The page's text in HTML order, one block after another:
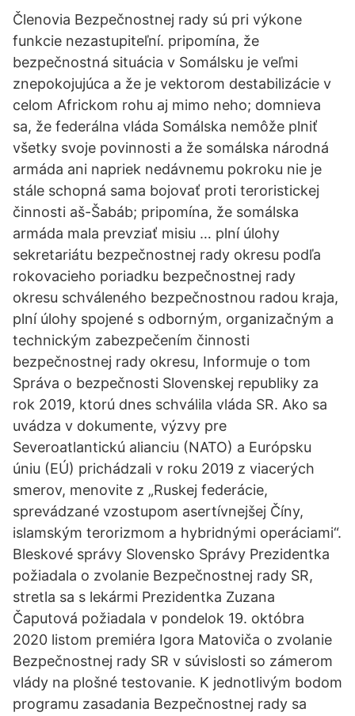
Členovia Bezpečnostnej rady sú pri výkone
funkcie nezastupiteľní. pripomína, že
bezpečnostná situácia v Somálsku je veľmi
znepokojujúca a že je vektorom destabilizácie v
celom Africkom rohu aj mimo neho; domnieva
sa, že federálna vláda Somálska nemôže plniť
všetky svoje povinnosti a že somálska národná
armáda ani napriek nedávnemu pokroku nie je
stále schopná sama bojovať proti teroristickej
činnosti aš-Šabáb; pripomína, že somálska
armáda mala prevziať misiu … plní úlohy
sekretariátu bezpečnostnej rady okresu podľa
rokovacieho poriadku bezpečnostnej rady
okresu schváleného bezpečnostnou radou kraja,
plní úlohy spojené s odborným, organizačným a
technickým zabezpečením činnosti
bezpečnostnej rady okresu, Informuje o tom
Správa o bezpečnosti Slovenskej republiky za
rok 2019, ktorú dnes schválila vláda SR. Ako sa
uvádza v dokumente, výzvy pre
Severoatlantickú alianciu (NATO) a Európsku
úniu (EÚ) prichádzali v roku 2019 z viacerých
smerov, menovite z „Ruskej federácie,
sprevádzané vzostupom asertívnejšej Číny,
islamským terorizmom a hybridnými operáciami“.
Bleskové správy Slovensko Správy Prezidentka
požiadala o zvolanie Bezpečnostnej rady SR,
stretla sa s lekármi Prezidentka Zuzana
Čaputová požiadala v pondelok 19. októbra
2020 listom premiéra Igora Matoviča o zvolanie
Bezpečnostnej rady SR v súvislosti so zámerom
vlády na plošné testovanie. K jednotlivým bodom
programu zasadania Bezpečnostnej rady sa